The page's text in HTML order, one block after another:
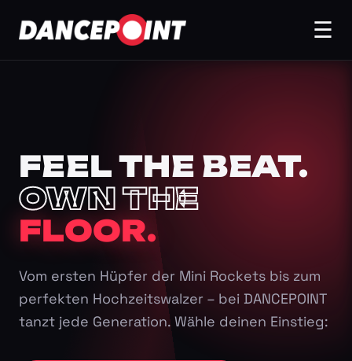
☰
FEEL THE BEAT.
OWN THE
FLOOR.
Vom ersten Hüpfer der Mini Rockets bis zum
perfekten Hochzeitswalzer – bei DANCEPOINT
tanzt jede Generation. Wähle deinen Einstieg: